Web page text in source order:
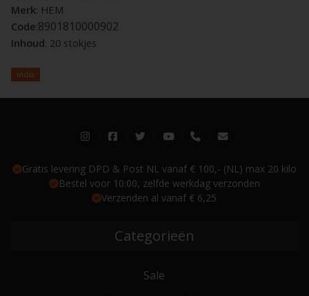
Merk: HEM
Code:8901810000902
Inhoud: 20 stokjes
India
Gratis levering DPD & Post NL vanaf € 100,- (NL) max 20 kilo
Bestel voor 10:00, zelfde werkdag verzonden
Verzenden al vanaf € 6,25
Categorieën
Sale